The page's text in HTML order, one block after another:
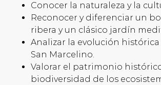
Conocer la naturaleza y la
Reconocer y diferenciar un
ribera y un clásico jardín
Analizar la evolución
San Marcelino.
Valorar el patrimonio
biodiversidad de los